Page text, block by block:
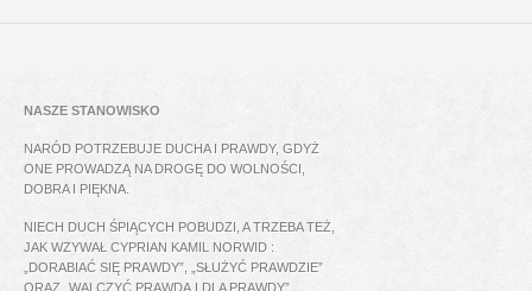
NASZE STANOWISKO
NARÓD POTRZEBUJE DUCHA I PRAWDY, GDYŻ
ONE PROWADZĄ NA DROGĘ DO WOLNOŚCI,
DOBRA I PIĘKNA.
NIECH DUCH ŚPIĄCYCH POBUDZI, A TRZEBA TEŻ,
JAK WZYWAŁ CYPRIAN KAMIL NORWID :
„DORABIAĆ SIĘ PRAWDY”, „SŁUŻYĆ PRAWDZIE”
ORAZ „WALCZYĆ PRAWDĄ I DLA PRAWDY”.